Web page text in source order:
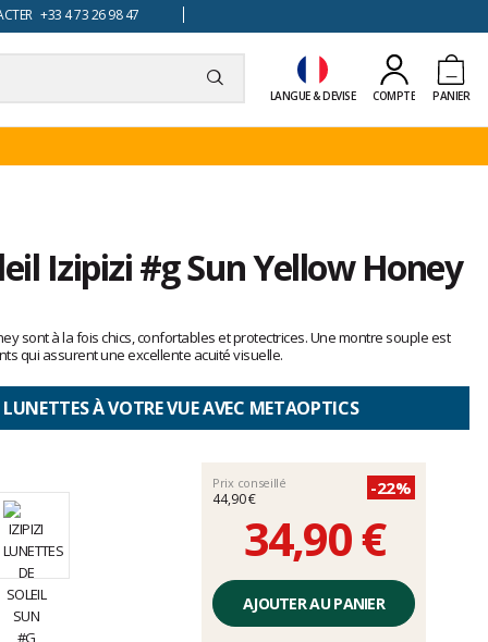
+33 4 73 26 98 47
LANGUE & DEVISE COMPTE PANIER
Izipizi #g Sun Yellow Honey
sont à la fois chics, confortables et protectrices. Une montre souple est
qui assurent une excellente acuité visuelle.
À VOTRE VUE AVEC METAOPTICS
Prix conseillé
44,90 €
-22%
34,90 €
Prix
unitaire,
hors
frais
AJOUTER AU PANIER